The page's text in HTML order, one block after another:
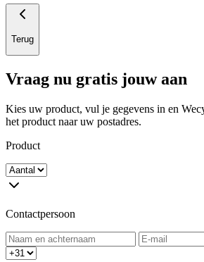
Terug
Vraag nu gratis jouw aan
Kies uw product, vul je gegevens in en
het product naar uw postadres.
Product
Contactpersoon